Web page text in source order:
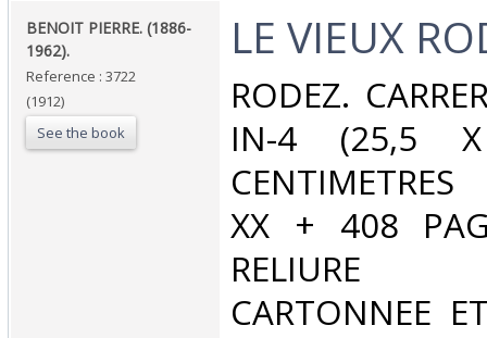
‎BENOIT PIERRE. (1886-
1962). ‎
Reference : 3722
(1912)
See the book
‎LE VIEUX
‎RODEZ.
IN-4 (25,5
XX + 408
RELIURE
CARTONNEE